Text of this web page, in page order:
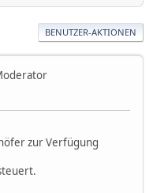
BENUTZER-AKTIONEN
zur Verfügung